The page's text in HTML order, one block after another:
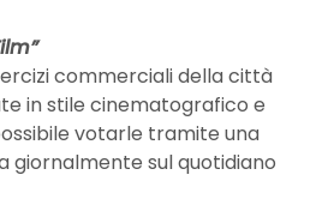
commerciali della città
in stile cinematografico e
votarle tramite una
giornalmente sul quotidiano